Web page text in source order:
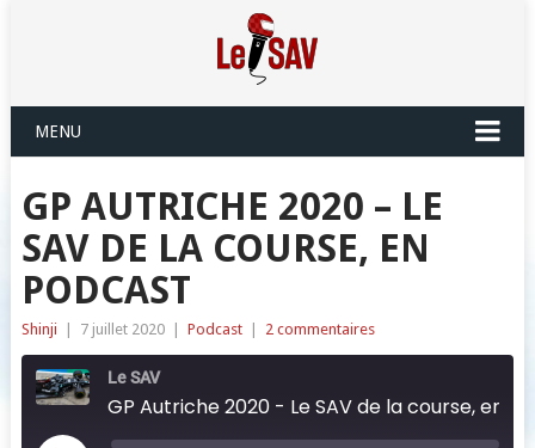
MENU
GP AUTRICHE 2020 – LE
SAV DE LA COURSE, EN
PODCAST
Shinji 7 juillet 2020 Podcast 2 commentaires
Le SAV